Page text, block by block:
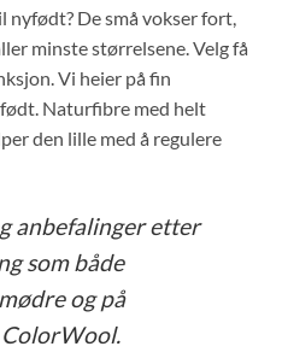
De små vokser fort,
minste størrelsene. Velg få
Vi heier på fin
Naturfibre med helt
den lille med å regulere
anbefalinger etter
som både
og på
ColorWool.